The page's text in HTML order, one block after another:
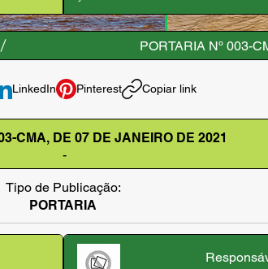
PORTARIA Nº 003-
LinkedIn Pinterest Copiar link
CMA, DE 07 DE JANEIRO DE 2021
-
Tipo de Publicação:
PORTARIA